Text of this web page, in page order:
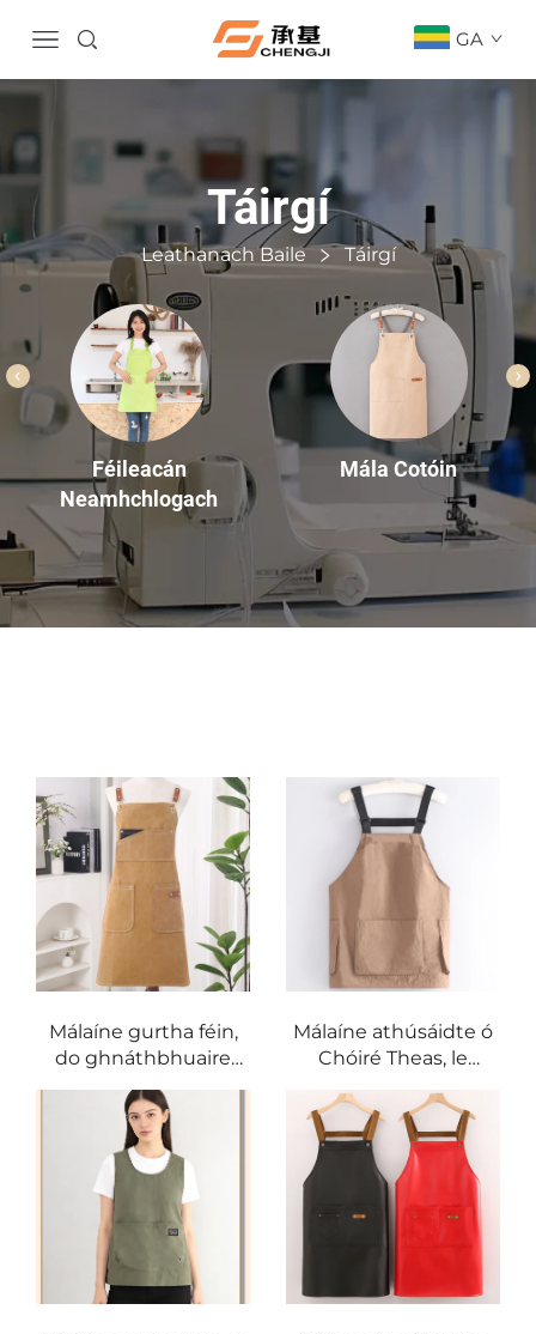
GA
Táirgí
Leathanach Baile Táirgí
Féileacán
Neamhchlogach
Mála Cotóin
Málaíne gurtha féin,
do ghnáthbhuaire
agus do bhuaire,
déanta as canavas,
leathchrois do chistin,
do báir, do bhar, do
obair thráchtála, do
chaifé, do rialtas, do
cheif, do chotain agus
do chuid éadaí an
fhuiseoga
Málaíne athúsáidte ó
Chóiré Theas, le
haghaidh úsáide féin,
déanta as tásalón, gan
lámhainní, leathchrois
do bhuaireadh, do
mhná agus do bhfear,
do siopa bia, do obair,
do nail art, do
agus do thé milis